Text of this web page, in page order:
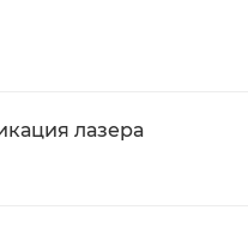
лазера